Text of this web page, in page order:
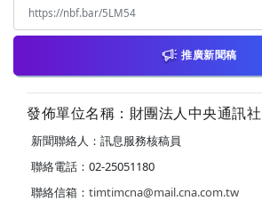
推廣新聞稿
發佈單位名稱：財團法人中央通訊社
新聞聯絡人：訊息服務核稿員
聯絡電話：02-25051180
聯絡信箱： timtimcna@mail.cna.com.tw